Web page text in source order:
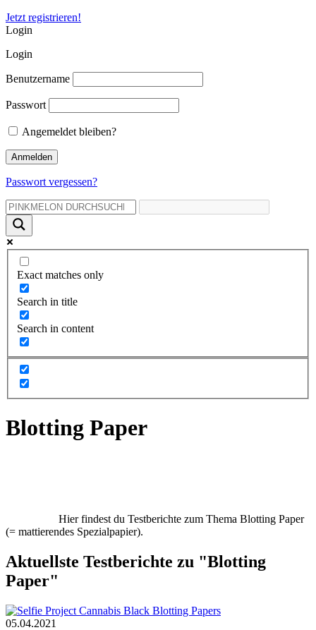
Jetzt registrieren!
Login
Login
Benutzername
Passwort
Angemeldet bleiben?
Passwort vergessen?
Exact matches only
Search in title
Search in content
Blotting Paper
Hier findest du Testberichte zum Thema Blotting Paper
(= mattierendes Spezialpapier).
Aktuellste Testberichte zu "Blotting
Paper"
05.04.2021